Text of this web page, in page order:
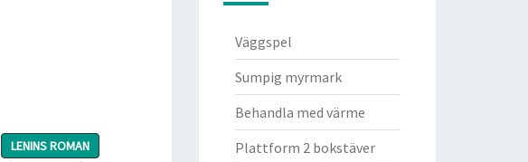
LENINS ROMAN
Väggspel
Sumpig myrmark
Behandla med värme
Plattform 2 bokstäver